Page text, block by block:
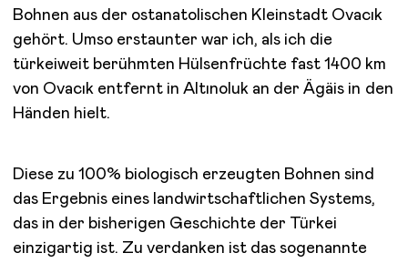
Bohnen aus der ostanatolischen Kleinstadt Ovacık
gehört. Umso erstaunter war ich, als ich die
türkeiweit berühmten Hülsenfrüchte fast 1400 km
von Ovacık entfernt in Altınoluk an der Ägäis in den
Händen hielt.
Diese zu 100% biologisch erzeugten Bohnen sind
das Ergebnis eines landwirtschaftlichen Systems,
das in der bisherigen Geschichte der Türkei
einzigartig ist. Zu verdanken ist das sogenannte